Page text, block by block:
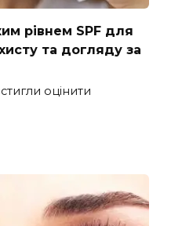
рівнем SPF для
та догляду за
оцінити